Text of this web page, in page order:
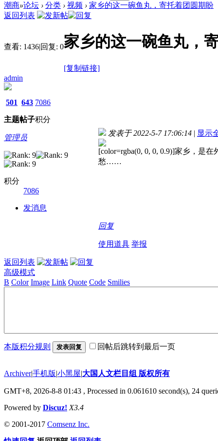
潮商»论坛 › 分类 › 视频 › 家乡的这一碗鱼丸，寄托着团圆期盼
返回列表
查看: 1436|回复: 0家乡的这一碗鱼丸，
[复制链接]
admin
501
主题
643
帖子
7086
积分
管理员
积分
7086
发消息
发表于 2022-5-7 17:06:14 | 显示
[color=rgba(0, 0, 0, 0.9)]家乡，是在
愁……
回复
使用道具 举报
返回列表
高级模式
B Color Image Link Quote Code Smilies
本版积分规则 发表回复 回帖后跳转到最后一页
Archiver|手机版|小黑屋|大国人文栏目组 版权所有
GMT+8, 2026-8-8 01:43 , Processed in 0.061610 second(s), 24
Powered by Discuz! X3.4
© 2001-2017 Comsenz Inc.